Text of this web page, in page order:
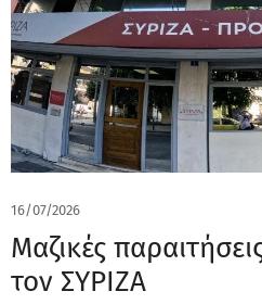
16/07/2026
Μαζικές
τον ΣΥΡΙΖΑ